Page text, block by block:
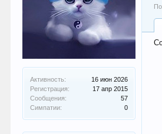
Активность:
16 июн 2026
Регистрация:
17 апр 2015
Сообщения:
57
Симпатии:
0